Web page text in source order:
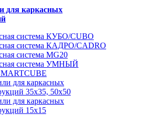
для каркасных
система КУБО/CUBO
система КАДРО/CADRO
система MG20
система УМНЫЙ
для каркасных
35x35, 50x50
для каркасных
15х15